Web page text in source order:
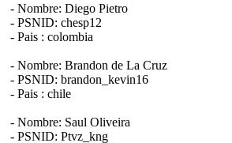
- Nombre: Diego Pietro
- PSNID: chesp12
- Pais : colombia
- Nombre: Brandon de La Cruz
- PSNID: brandon_kevin16
- Pais : chile
- Nombre: Saul Oliveira
- PSNID: Ptvz_kng